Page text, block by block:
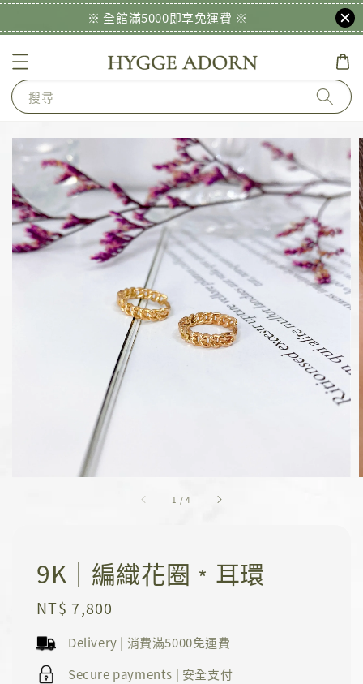
※ 全館滿5000即享免運費 ※
搜尋
1 /4
9K｜編織花圈﹡耳環
Regular
NT$ 7,800
Delivery | 消費滿5000免運費
Secure payments | 安全支付